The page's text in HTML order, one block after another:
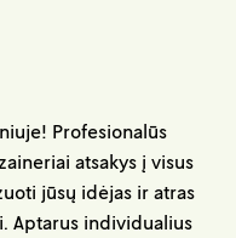
Profesionalūs
atsakys į visus
jūsų idėjas ir atras
Aptarus individualius